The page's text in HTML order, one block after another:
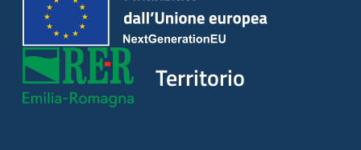
Territorio